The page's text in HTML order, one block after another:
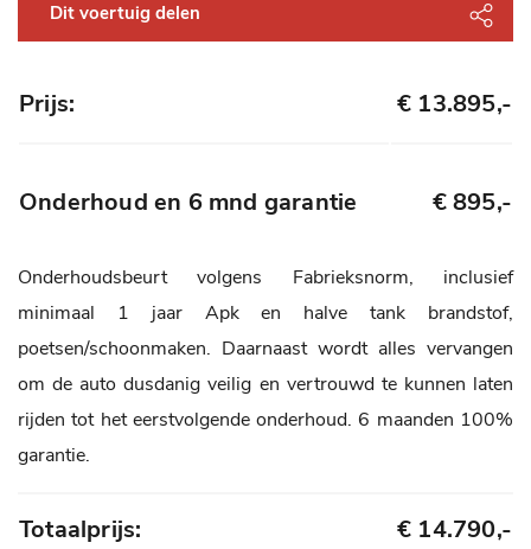
Dit voertuig delen
Prijs: € 13.895,-
Onderhoud en 6 mnd garantie € 895,-
Onderhoudsbeurt volgens Fabrieksnorm, inclusief
minimaal 1 jaar Apk en halve tank brandstof,
poetsen/schoonmaken. Daarnaast wordt alles vervangen
om de auto dusdanig veilig en vertrouwd te kunnen laten
rijden tot het eerstvolgende onderhoud. 6 maanden 100%
garantie.
Totaalprijs: € 14.790,-